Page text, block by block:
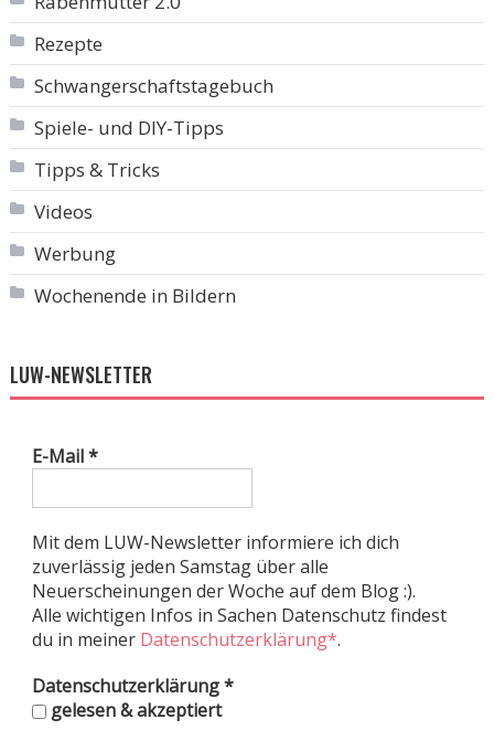
Rezepte
Schwangerschaftstagebuch
Spiele- und DIY-Tipps
Tipps & Tricks
Videos
Werbung
Wochenende in Bildern
LUW-NEWSLETTER
E-Mail*
Mit dem LUW-Newsletter informiere ich dich
zuverlässig jeden Samstag über alle
Neuerscheinungen der Woche auf dem Blog :).
Alle wichtigen Infos in Sachen Datenschutz findest
du in meiner Datenschutzerklärung*.
Datenschutzerklärung*
gelesen & akzeptiert